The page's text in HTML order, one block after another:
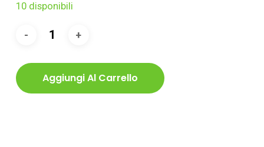
10 disponibili
Aggiungi Al Carrello